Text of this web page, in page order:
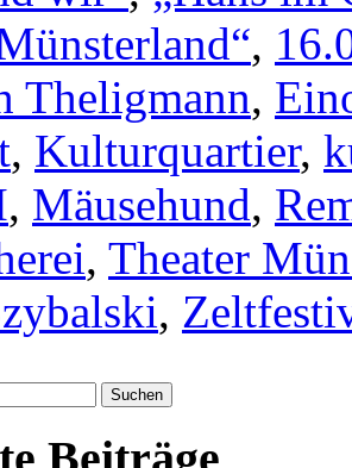
,
Theligmann,
, Kulturquartier,
, Mäusehund,
, Theater
,
Beiträge